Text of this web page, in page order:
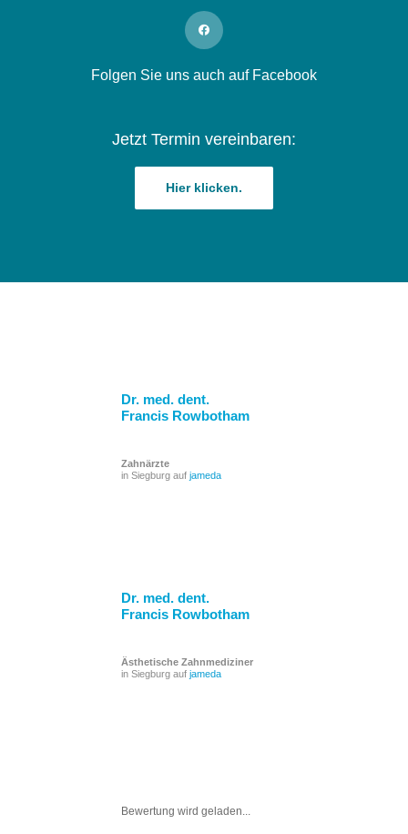
Folgen Sie uns auch auf Facebook
Jetzt Termin vereinbaren:
Hier klicken.
Dr. med. dent.
Francis Rowbotham
Zahnärzte
in Siegburg auf jameda
Dr. med. dent.
Francis Rowbotham
Ästhetische Zahnmediziner
in Siegburg auf jameda
Bewertung wird geladen...